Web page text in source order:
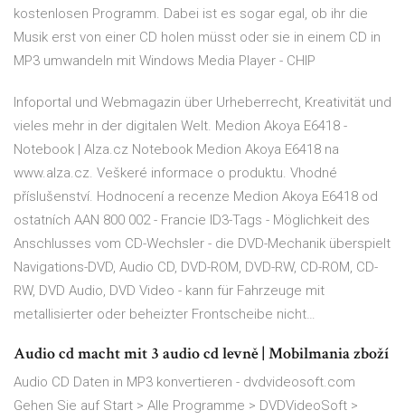
kostenlosen Programm. Dabei ist es sogar egal, ob ihr die
Musik erst von einer CD holen müsst oder sie in einem CD in
MP3 umwandeln mit Windows Media Player - CHIP
Infoportal und Webmagazin über Urheberrecht, Kreativität und
vieles mehr in der digitalen Welt. Medion Akoya E6418 -
Notebook | Alza.cz Notebook Medion Akoya E6418 na
www.alza.cz. Veškeré informace o produktu. Vhodné
příslušenství. Hodnocení a recenze Medion Akoya E6418 od
ostatních AAN 800 002 - Francie ID3-Tags - Möglichkeit des
Anschlusses vom CD-Wechsler - die DVD-Mechanik überspielt
Navigations-DVD, Audio CD, DVD-ROM, DVD-RW, CD-ROM, CD-
RW, DVD Audio, DVD Video - kann für Fahrzeuge mit
metallisierter oder beheizter Frontscheibe nicht…
Audio cd macht mit 3 audio cd levně | Mobilmania zboží
Audio CD Daten in MP3 konvertieren - dvdvideosoft.com
Gehen Sie auf Start > Alle Programme > DVDVideoSoft >